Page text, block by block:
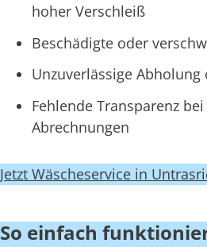
hoher Verschleiß
Beschädigte oder
Unzuverlässige
Fehlende Transparenz
Abrechnungen
Jetzt Wäscheservice in
So einfach